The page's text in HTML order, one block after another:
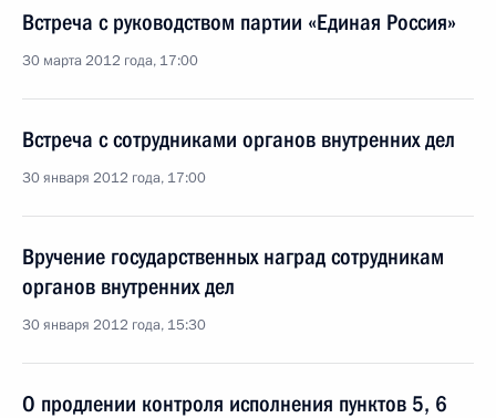
Встреча с руководством партии «Единая Россия»
30 марта 2012 года, 17:00
Встреча с сотрудниками органов внутренних дел
30 января 2012 года, 17:00
Вручение государственных наград сотрудникам
органов внутренних дел
30 января 2012 года, 15:30
О продлении контроля исполнения пунктов 5, 6